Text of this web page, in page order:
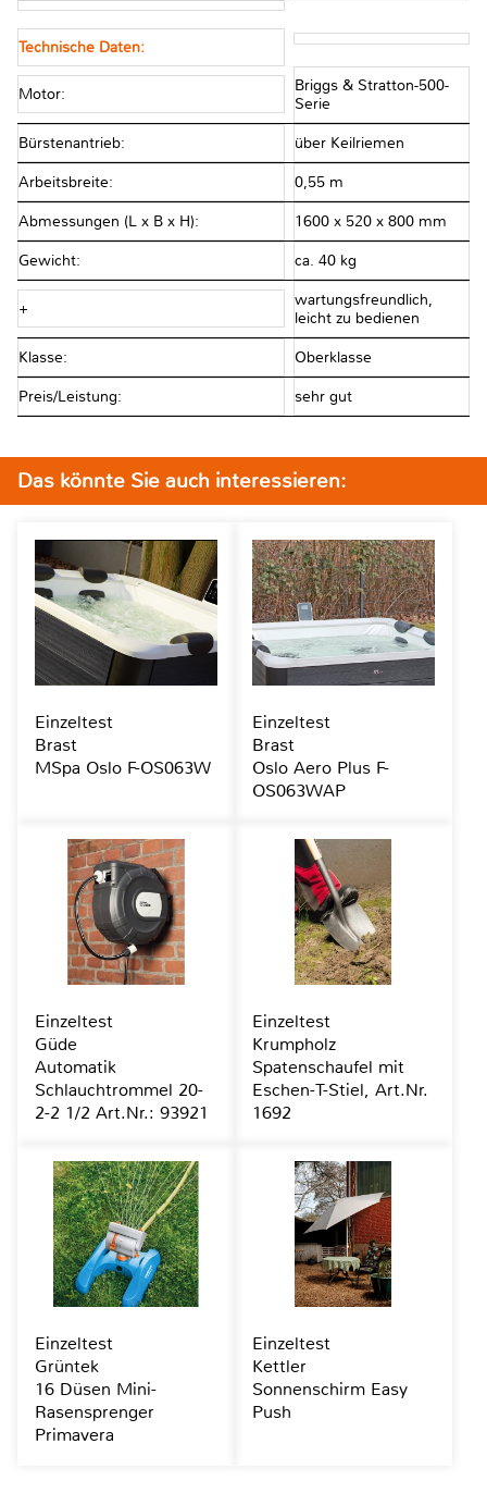
Technische Daten:
Motor:
Briggs & Stratton-500-
Serie
Bürstenantrieb: über Keilriemen
Arbeitsbreite: 0,55 m
Abmessungen (L x B x H): 1600 x 520 x 800 mm
Gewicht: ca. 40 kg
+
wartungsfreundlich,
leicht zu bedienen
Klasse: Oberklasse
Preis/Leistung: sehr gut
Das könnte Sie auch interessieren:
Einzeltest
Brast
MSpa Oslo F-OS063W
Einzeltest
Brast
Oslo Aero Plus F-
OS063WAP
Einzeltest
Güde
Automatik
Schlauchtrommel 20-
2-2 1/2 Art.Nr.: 93921
Einzeltest
Krumpholz
Spatenschaufel mit
Eschen-T-Stiel, Art.Nr.
1692
Einzeltest
Grüntek
16 Düsen Mini-
Rasensprenger
Primavera
Einzeltest
Kettler
Sonnenschirm Easy
Push